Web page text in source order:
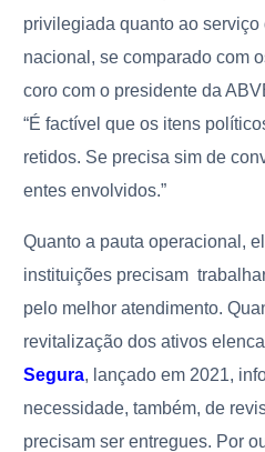
privilegiada quanto ao
nacional, se comparado com
coro com o presidente da
“É factível que os itens
retidos. Se precisa sim de
entes envolvidos.”
Quanto a pauta operacional,
instituições precisam
pelo melhor atendimento.
revitalização dos ativos
Segura, lançado em 2021,
necessidade, também, de
precisam ser entregues. Por